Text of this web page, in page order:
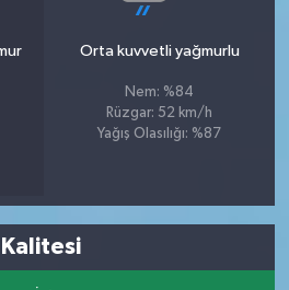
Orta kuvvetli yağmurlu
Nem: %84
Rüzgar: 52 km/h
Yağış Olasılığı: %87